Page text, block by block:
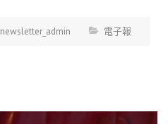
newsletter_admin 電子報